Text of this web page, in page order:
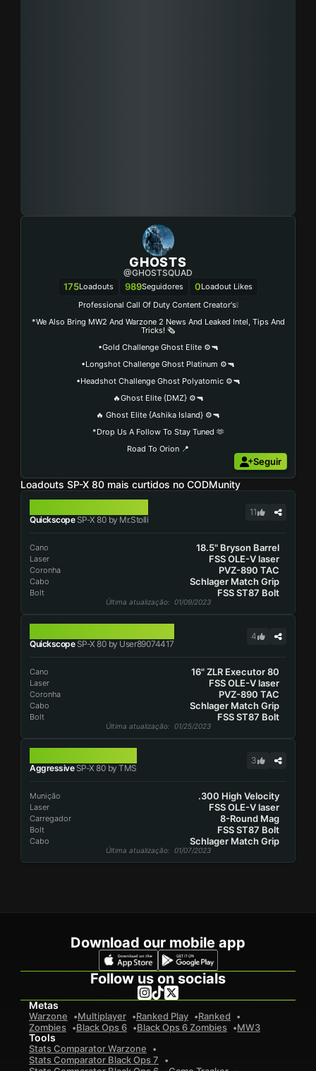
GHOSTS
@GHOSTSQUAD
175Loadouts 989Seguidores 0Loadout Likes
Professional Call Of Duty Content Creator's❕
*We Also Bring MW2 And Warzone 2 News And Leaked Intel, Tips And
Tricks! 🗞️
•Gold Challenge Ghost Elite ⚙️🔫
•Longshot Challenge Ghost Platinum ⚙️🔫
•Headshot Challenge Ghost Polyatomic ⚙️🔫
🔥Ghost Elite {DMZ} ⚙️🔫
🔥 Ghost Elite {Ashika Island} ⚙️🔫
*Drop Us A Follow To Stay Tuned 🫶
Road To Orion 📍
Seguir
Loadouts SP-X 80 mais curtidos no CODMunity
QuickscopeSP-X 80 by Mr.Stolli
11
Cano 18.5" Bryson Barrel
Laser FSS OLE-V laser
Coronha PVZ-890 TAC
Cabo Schlager Match Grip
Bolt FSS ST87 Bolt
Última atualização: 01/09/2023
QuickscopeSP-X 80 by User89074417
4
Cano 16" ZLR Executor 80
Laser FSS OLE-V laser
Coronha PVZ-890 TAC
Cabo Schlager Match Grip
Bolt FSS ST87 Bolt
Última atualização: 01/25/2023
AggressiveSP-X 80 by TMS
3
Munição .300 High Velocity
Laser FSS OLE-V laser
Carregador 8-Round Mag
Bolt FSS ST87 Bolt
Cabo Schlager Match Grip
Última atualização: 01/07/2023
Download our mobile app
Follow us on socials
Metas
Warzone Multiplayer Ranked Play
Ranked
Zombies
Black Ops 6 Black Ops 6 Zombies MW3
Tools
Stats Comparator Warzone
Stats Comparator Black Ops 7